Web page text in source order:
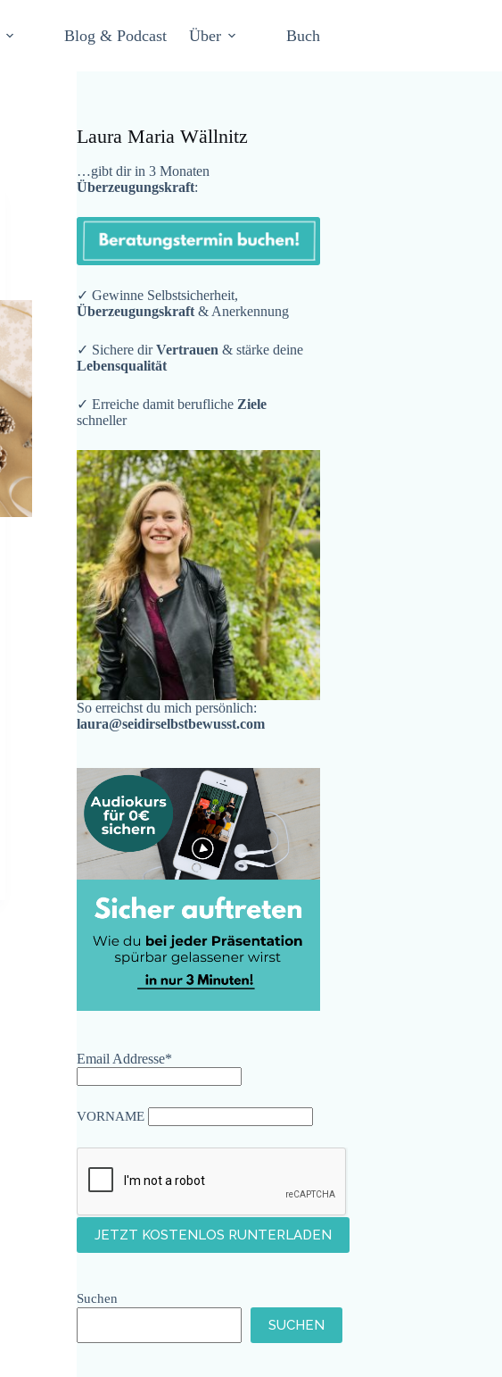
Blog & Podcast Über Buch
Laura Maria Wällnitz
…gibt dir in 3 Monaten
Überzeugungskraft:
✓ Gewinne Selbstsicherheit,
Überzeugungskraft & Anerkennung
✓ Sichere dirVertrauen & stärke deine
Lebensqualität
✓ Erreiche damit berufliche Ziele
schneller
So erreichst du mich persönlich:
laura@seidirselbstbewusst.com
Email Addresse*
VORNAME
Suchen
SUCHEN